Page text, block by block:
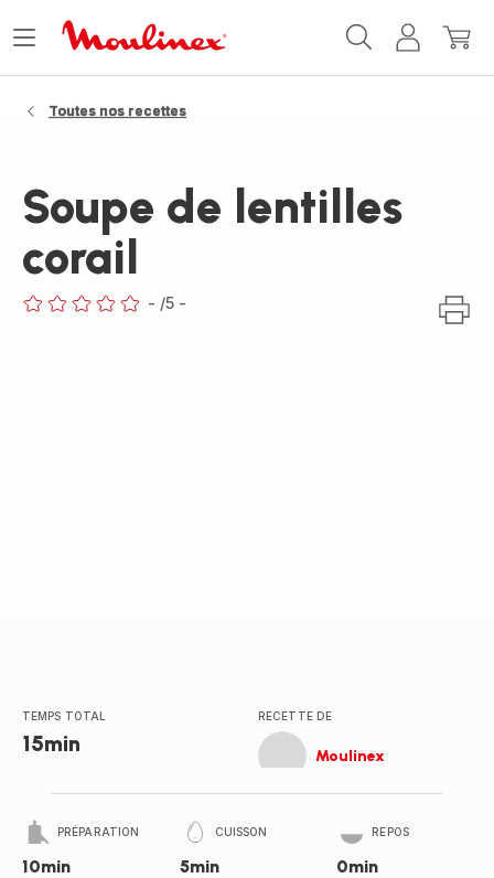
MonMon
Ouvrir
Toutes nos recettes
Soupe de lentilles
corail
- /5 -
TEMPS TOTAL
15min
RECETTE DE
Moulinex
PRÉPARATION
10min
CUISSON
5min
REPOS
0min